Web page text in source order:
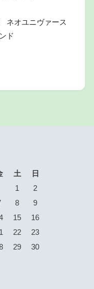
ネオユニヴァース
ド
土
日
1
2
8
9
15
16
22
23
29
30